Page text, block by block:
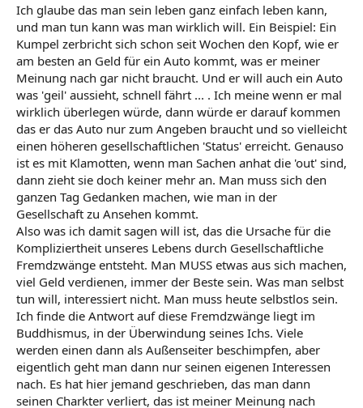
Ich glaube das man sein leben ganz einfach leben kann,
und man tun kann was man wirklich will. Ein Beispiel: Ein
Kumpel zerbricht sich schon seit Wochen den Kopf, wie er
am besten an Geld für ein Auto kommt, was er meiner
Meinung nach gar nicht braucht. Und er will auch ein Auto
was 'geil' aussieht, schnell fährt ... . Ich meine wenn er mal
wirklich überlegen würde, dann würde er darauf kommen
das er das Auto nur zum Angeben braucht und so vielleicht
einen höheren gesellschaftlichen 'Status' erreicht. Genauso
ist es mit Klamotten, wenn man Sachen anhat die 'out' sind,
dann zieht sie doch keiner mehr an. Man muss sich den
ganzen Tag Gedanken machen, wie man in der
Gesellschaft zu Ansehen kommt.
Also was ich damit sagen will ist, das die Ursache für die
Kompliziertheit unseres Lebens durch Gesellschaftliche
Fremdzwänge entsteht. Man MUSS etwas aus sich machen,
viel Geld verdienen, immer der Beste sein. Was man selbst
tun will, interessiert nicht. Man muss heute selbstlos sein.
Ich finde die Antwort auf diese Fremdzwänge liegt im
Buddhismus, in der Überwindung seines Ichs. Viele
werden einen dann als Außenseiter beschimpfen, aber
eigentlich geht man dann nur seinen eigenen Interessen
nach. Es hat hier jemand geschrieben, das man dann
seinen Charkter verliert, das ist meiner Meinung nach